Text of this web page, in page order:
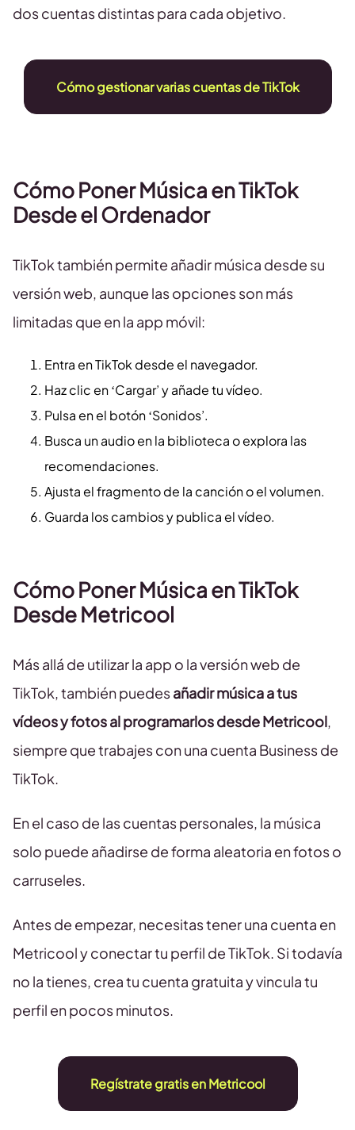
dos cuentas distintas para cada objetivo.
Cómo gestionar varias cuentas de TikTok
Cómo Poner Música en TikTok
Desde el Ordenador
TikTok también permite añadir música desde su
versión web, aunque las opciones son más
limitadas que en la app móvil:
Entra en TikTok desde el navegador.
Haz clic en ‘Cargar’ y añade tu vídeo.
Pulsa en el botón ‘Sonidos’.
Busca un audio en la biblioteca o explora las
recomendaciones.
Ajusta el fragmento de la canción o el volumen.
Guarda los cambios y publica el vídeo.
Cómo Poner Música en TikTok
Desde Metricool
Más allá de utilizar la app o la versión web de
TikTok, también puedesañadir música a tus
vídeos y fotos al programarlos desde Metricool,
siempre que trabajes con una cuenta Business de
TikTok.
En el caso de las cuentas personales, la música
solo puede añadirse de forma aleatoria en fotos o
carruseles.
Antes de empezar, necesitas tener una cuenta en
Metricool y conectar tu perfil de TikTok. Si todavía
no la tienes, crea tu cuenta gratuita y vincula tu
perfil en pocos minutos.
Regístrate gratis en Metricool